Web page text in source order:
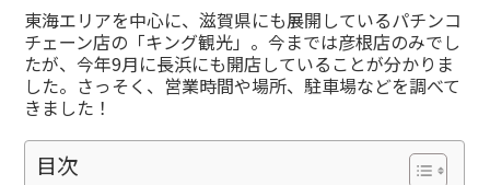
有
東海エリアを中心に、滋賀県にも展開しているパチンコ
チェーン店の「キング観光」。今までは彦根店のみでし
たが、今年9月に長浜にも開店していることが分かりま
した。さっそく、営業時間や場所、駐車場などを調べて
きました！
目次